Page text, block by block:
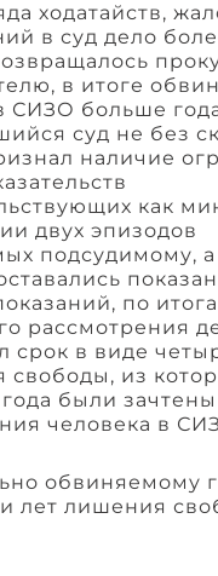
ходатайств,
в суд дело
в итоге
СИЗО больше
суд не без
наличие
как
двух эпизодов
подсудимому, а
по
рассмотрения
срок в виде
свободы, из
были
человека в
обвиняемому
лет лишения